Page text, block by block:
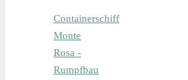
Containerschiff
Monte
Rosa -
Rumpfbau